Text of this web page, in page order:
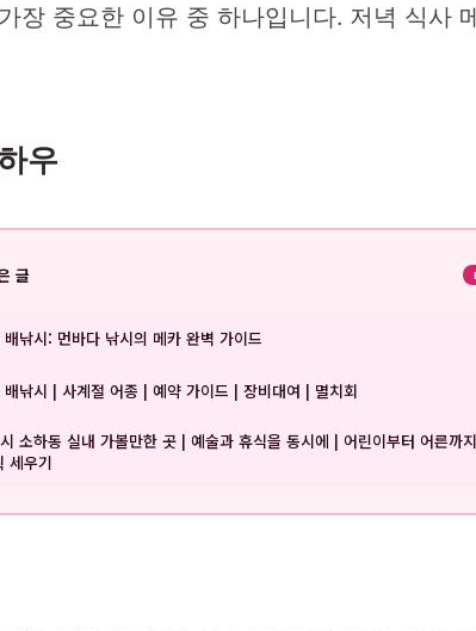
장 중요한 이유 중 하나입니다. 저녁 식사
우
글
낚시: 먼바다 낚시의 메카 완벽 가이드
낚시 | 사계절 어종 | 예약 가이드 | 장비대여 | 멸치회
소하동 실내 가볼만한 곳 | 예술과 휴식을 동시에 | 어린이부터 어른까
세우기